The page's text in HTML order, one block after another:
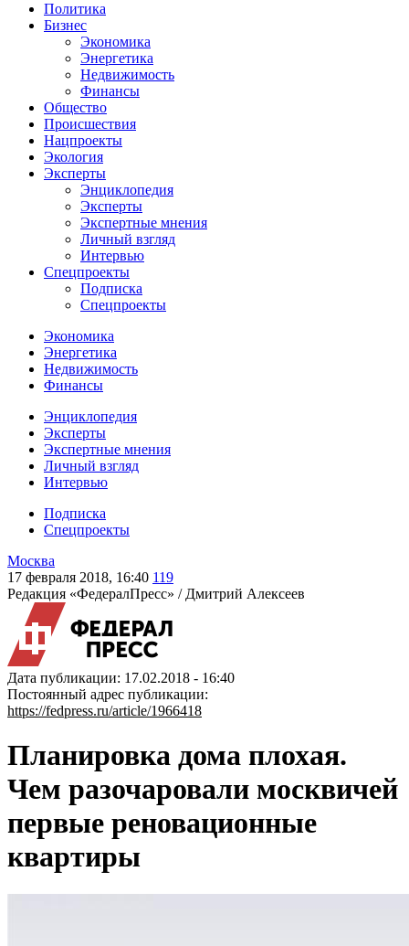
Политика
Бизнес
Экономика
Энергетика
Недвижимость
Финансы
Общество
Происшествия
Нацпроекты
Экология
Эксперты
Энциклопедия
Эксперты
Экспертные мнения
Личный взгляд
Интервью
Спецпроекты
Подписка
Спецпроекты
Экономика
Энергетика
Недвижимость
Финансы
Энциклопедия
Эксперты
Экспертные мнения
Личный взгляд
Интервью
Подписка
Спецпроекты
Москва
17 февраля 2018, 16:40 119
Редакция «ФедералПресс» / Дмитрий Алексеев
Дата публикации: 17.02.2018 - 16:40
Постоянный адрес публикации:
https://fedpress.ru/article/1966418
Планировка дома плохая.
Чем разочаровали москвичей
первые реновационные
квартиры